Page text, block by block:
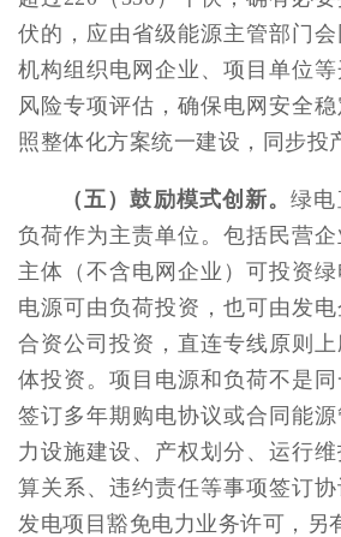
伏的，应由省级能源主管部门
机构组织电网企业、项目单位
风险专项评估，确保电网安全
照整体化方案统一建设，同步投
（五）鼓励模式创新。绿
负荷作为主责单位。包括民营
主体（不含电网企业）可投资
电源可由负荷投资，也可由发
合资公司投资，直连专线原则
体投资。项目电源和负荷不是
签订多年期购电协议或合同能
力设施建设、产权划分、运行
算关系、违约责任等事项签订
发电项目豁免电力业务许可，另